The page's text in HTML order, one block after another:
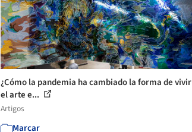
¿Cómo la pandemia ha cambiado la forma de vivir
el arte e...
Artigos
Marcar